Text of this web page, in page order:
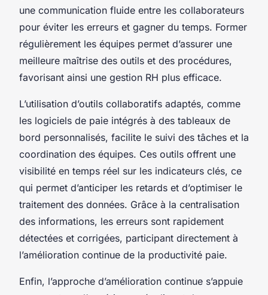
une communication fluide entre les collaborateurs
pour éviter les erreurs et gagner du temps. Former
régulièrement les équipes permet d’assurer une
meilleure maîtrise des outils et des procédures,
favorisant ainsi une gestion RH plus efficace.
L’utilisation d’outils collaboratifs adaptés, comme
les logiciels de paie intégrés à des tableaux de
bord personnalisés, facilite le suivi des tâches et la
coordination des équipes. Ces outils offrent une
visibilité en temps réel sur les indicateurs clés, ce
qui permet d’anticiper les retards et d’optimiser le
traitement des données. Grâce à la centralisation
des informations, les erreurs sont rapidement
détectées et corrigées, participant directement à
l’amélioration continue de la productivité paie.
Enfin, l’approche d’amélioration continue s’appuie